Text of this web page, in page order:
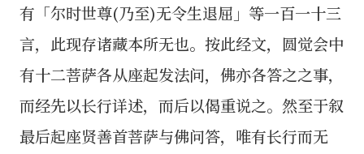
有「尔时世尊(乃至)无令生退屈」等一百一十三
言，此现存诸藏本所无也。按此经文，圆觉会中
有十二菩萨各从座起发法问，佛亦各答之之事，
而经先以长行详述，而后以偈重说之。然至于叙
最后起座贤善首菩萨与佛问答，唯有长行而无